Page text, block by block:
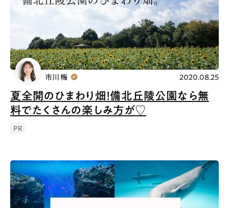
夏全開のひまわり畑！備北丘陵公園なら無
料でたくさんの楽しみ方が♡
PR
市川 梅 2020.08.25